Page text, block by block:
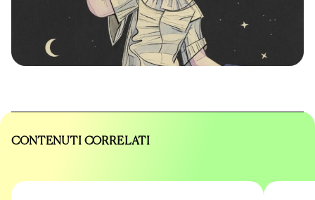
CONTENUTI CORRELATI